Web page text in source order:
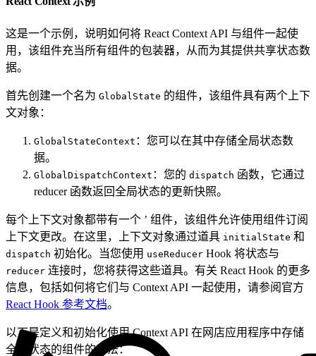
这是一个示例，说明如何将 React Context API 与组件一起使
用，该组件充当所有组件的包装器，从而为其提供共享状态数
据。
首先创建一个名为 GlobalState 的组件，该组件具有两个上下
文对象：
GlobalStateContext ：您可以在其中存储全局状态数
据。
GlobalDispatchContext ：您的 dispatch 函数，它通过
reducer 函数返回全局状态的更新快照。
每个上下文对象都带有一个 ’ 组件，该组件允许使用组件订阅
上下文更改。在这里，上下文对象通过道具 initialState 和
dispatch 初始化。当您使用 useReducer Hook 将状态与
reducer 连接时，您将获得这些道具。有关 React Hook 的更多
信息，包括如何将它们与 Context API 一起使用，请参阅官方
React Hook 参考文档。
以下是定义和初始化使用 Context API 在网店应用程序中存储
全局状态的组件的方法：